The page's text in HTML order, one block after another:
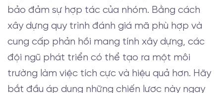
bảo đảm sự hợp tác của nhóm. Bằng cách
xây dựng quy trình đánh giá mã phù hợp và
cung cấp phản hồi mang tính xây dựng, các
đội ngũ phát triển có thể tạo ra một môi
trường làm việc tích cực và hiệu quả hơn. Hãy
bắt đầu áp dụng những chiến lược này ngay